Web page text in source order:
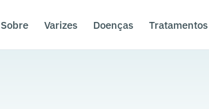
Sobre Varizes Doenças Tratamentos